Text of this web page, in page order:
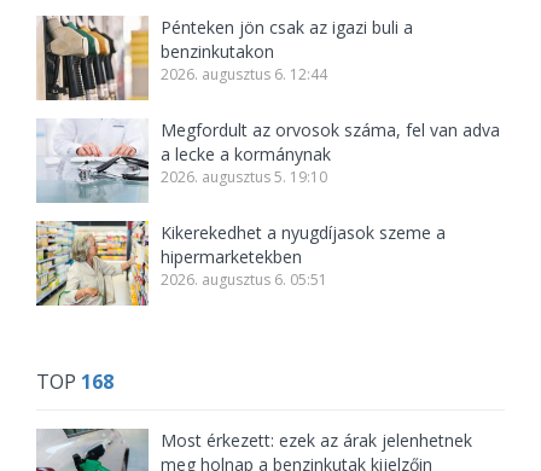
Pénteken jön csak az igazi buli a
benzinkutakon
2026. augusztus 6. 12:44
Megfordult az orvosok száma, fel van adva
a lecke a kormánynak
2026. augusztus 5. 19:10
Kikerekedhet a nyugdíjasok szeme a
hipermarketekben
2026. augusztus 6. 05:51
TOP 168
Most érkezett: ezek az árak jelenhetnek
meg holnap a benzinkutak kijelzőin